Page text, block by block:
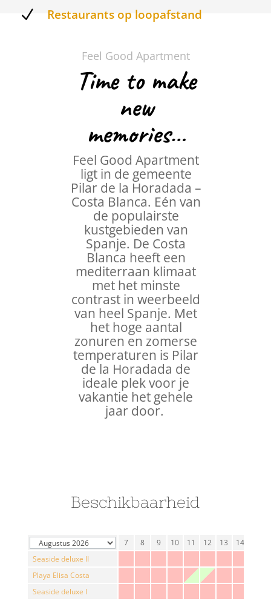
N Restaurants op loopafstand
Feel Good Apartment
Time to make
new
memories…
Feel Good Apartment
ligt in de gemeente
Pilar de la Horadada –
Costa Blanca. Eén van
de populairste
kustgebieden van
Spanje. De Costa
Blanca heeft een
mediterraan klimaat
met het minste
contrast in weerbeeld
van heel Spanje. Met
het hoge aantal
zonuren en zomerse
temperaturen is Pilar
de la Horadada de
ideale plek voor je
vakantie het gehele
jaar door.
Beschikbaarheid
2 3 4 6 7 8 9 10 11 12 13 14
Seaside deluxe II
Playa Elisa Costa
Seaside deluxe I